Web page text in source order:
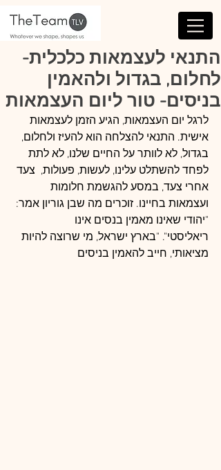
התנאי לעצמאות כלכלית-
לחלום, בגדול ולהאמין
בניסים- טור ליום העצמאות
לרגל יום העצמאות, הגיע הזמן לעצמאות
אישית. התנאי להצלחה הוא להעיז ולחלום,
בגדול, לא לוותר על החיים שלנו, לא לתת
לפחד להשתלט עלינו, לעשות, פעולות,  צעד
אחרי צעד, במסע להגשמת חלומות
ועצמאות בחיינו. זוכרים מה שבן גוריון אמר:
"יהודי שאינו מאמין בנסים אינו
ריאליסטי". "בארץ ישראל, מי שרוצה להיות
מציאותי, חייב להאמין בניסים